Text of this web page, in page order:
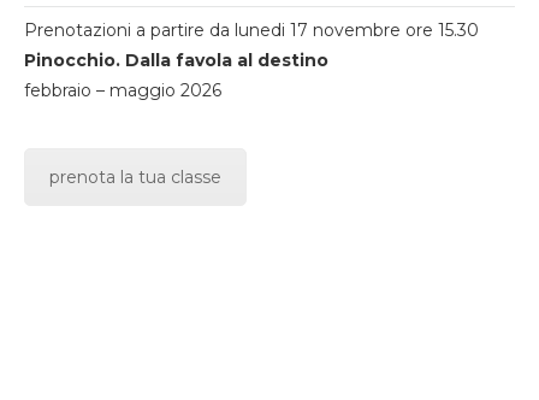
Prenotazioni a partire da lunedi 17 novembre ore 15.30
Pinocchio. Dalla favola al destino
febbraio – maggio 2026
prenota la tua classe